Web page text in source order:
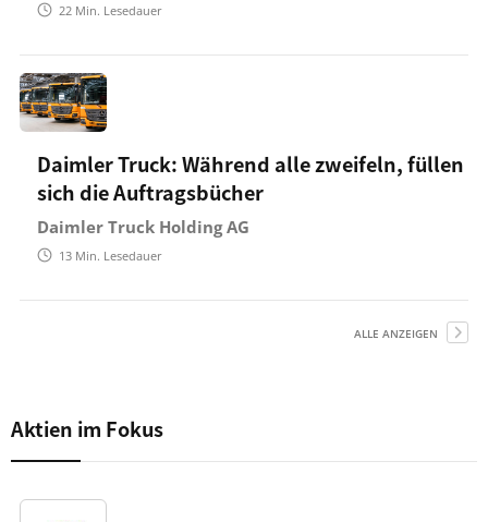
22 Min. Lesedauer
Daimler Truck: Während alle zweifeln, füllen
sich die Auftragsbücher
Daimler Truck Holding AG
13 Min. Lesedauer
ALLE ANZEIGEN
Aktien im Fokus